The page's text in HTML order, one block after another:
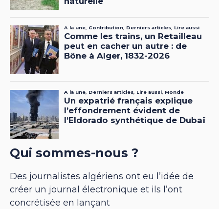
Qui sommes-nous ?
Des journalistes algériens ont eu l’idée de
créer un journal électronique et ils l’ont
concrétisée en lançant